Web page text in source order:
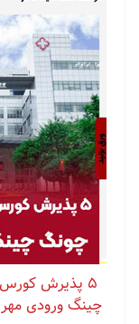
چینگ ورودی مهر ۱۴۰۴